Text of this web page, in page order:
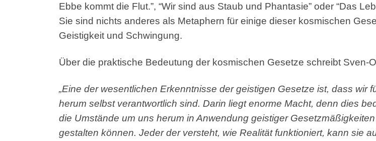
Ebbe kommt die Flut.”, “Wir sind aus Staub und Phantasie” oder “Das
Sie sind nichts anderes als Metaphern für einige dieser kosmischen
Geistigkeit und Schwingung.
Über die praktische Bedeutung der kosmischen Gesetze schreibt Sven-
„Eine der wesentlichen Erkenntnisse der geistigen Gesetze ist, dass wir
herum selbst verantwortlich sind. Darin liegt enorme Macht, denn dies
die Umstände um uns herum in Anwendung geistiger
gestalten können. Jeder der versteht, wie Realität funktioniert, kann sie